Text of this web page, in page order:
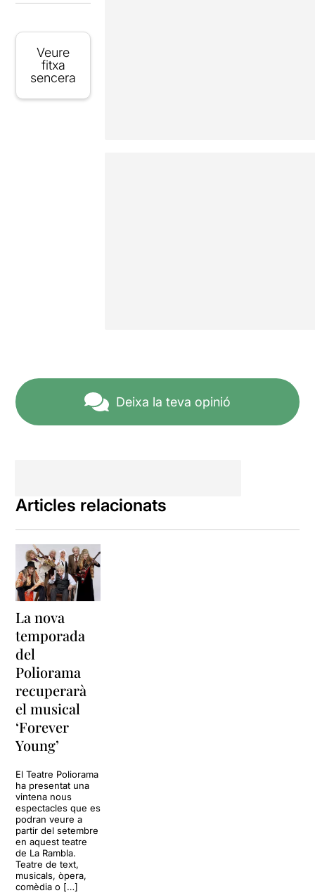
Veure
fitxa
sencera
Deixa la teva opinió
Articles relacionats
La nova
temporada
del
Poliorama
recuperarà
el musical
‘Forever
Young’
El Teatre Poliorama
ha presentat una
vintena nous
espectacles que es
podran veure a
partir del setembre
en aquest teatre
de La Rambla.
Teatre de text,
musicals, òpera,
comèdia o […]